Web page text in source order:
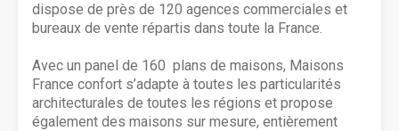
dispose de près de 120 agences commerciales et
bureaux de vente répartis dans toute la France.
Avec un panel de 160 plans de maisons, Maisons
France confort s’adapte à toutes les particularités
architecturales de toutes les régions et propose
également des maisons sur mesure, entièrement